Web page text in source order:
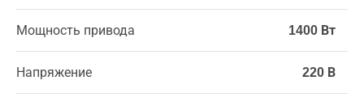
Мощность привода 1400 Вт
Напряжение 220 В